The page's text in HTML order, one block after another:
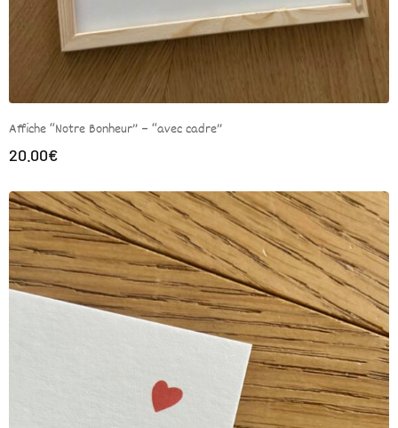
Affiche “Notre Bonheur” – “avec cadre”
20.00€